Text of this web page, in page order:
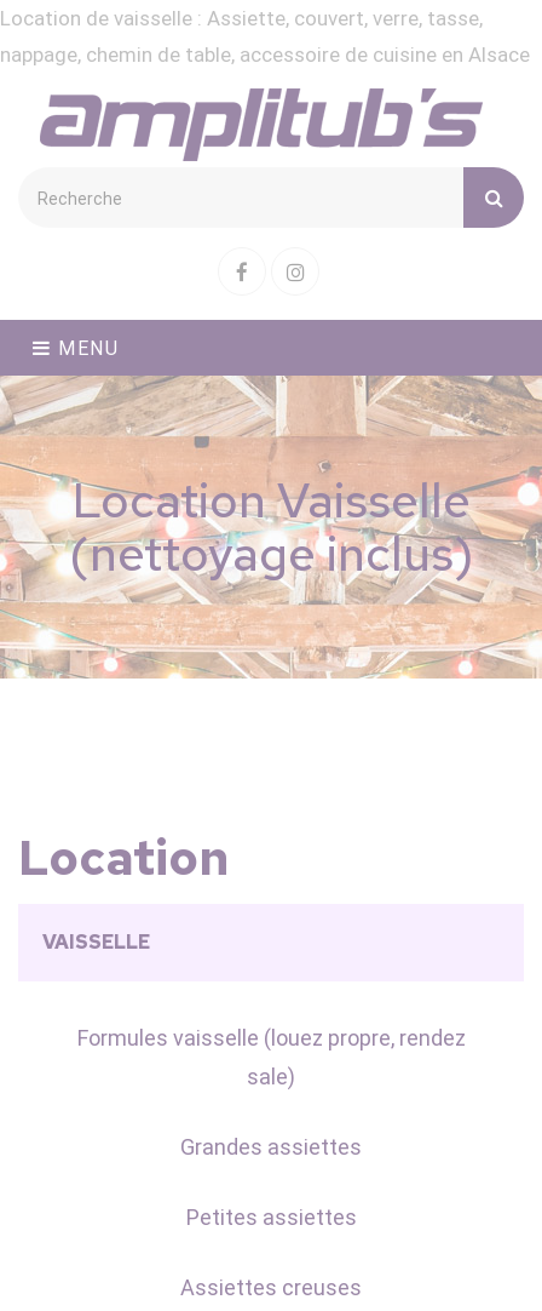
Location de vaisselle : Assiette, couvert, verre, tasse,
nappage, chemin de table, accessoire de cuisine en Alsace
FacebookInstagram
MENU
Location Vaisselle
(nettoyage inclus)
Location
VAISSELLE
Formules vaisselle (louez propre, rendez
sale)
Grandes assiettes
Petites assiettes
Assiettes creuses
Cookies management panel